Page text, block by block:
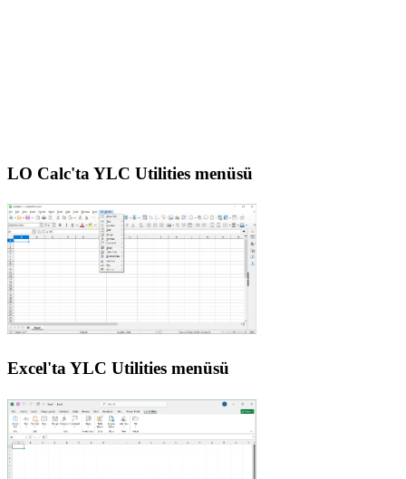
LO Calc'ta YLC Utilities menüsü
Excel'ta YLC Utilities menüsü